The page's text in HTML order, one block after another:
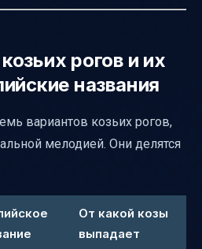
рогов и их
названия
вариантов козьих рогов,
мелодией. Они делятся
От какой козы
выпадает